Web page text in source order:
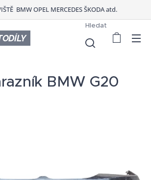
BMW OPEL MERCEDES ŠKODA atd.
Hledat
BMW G20